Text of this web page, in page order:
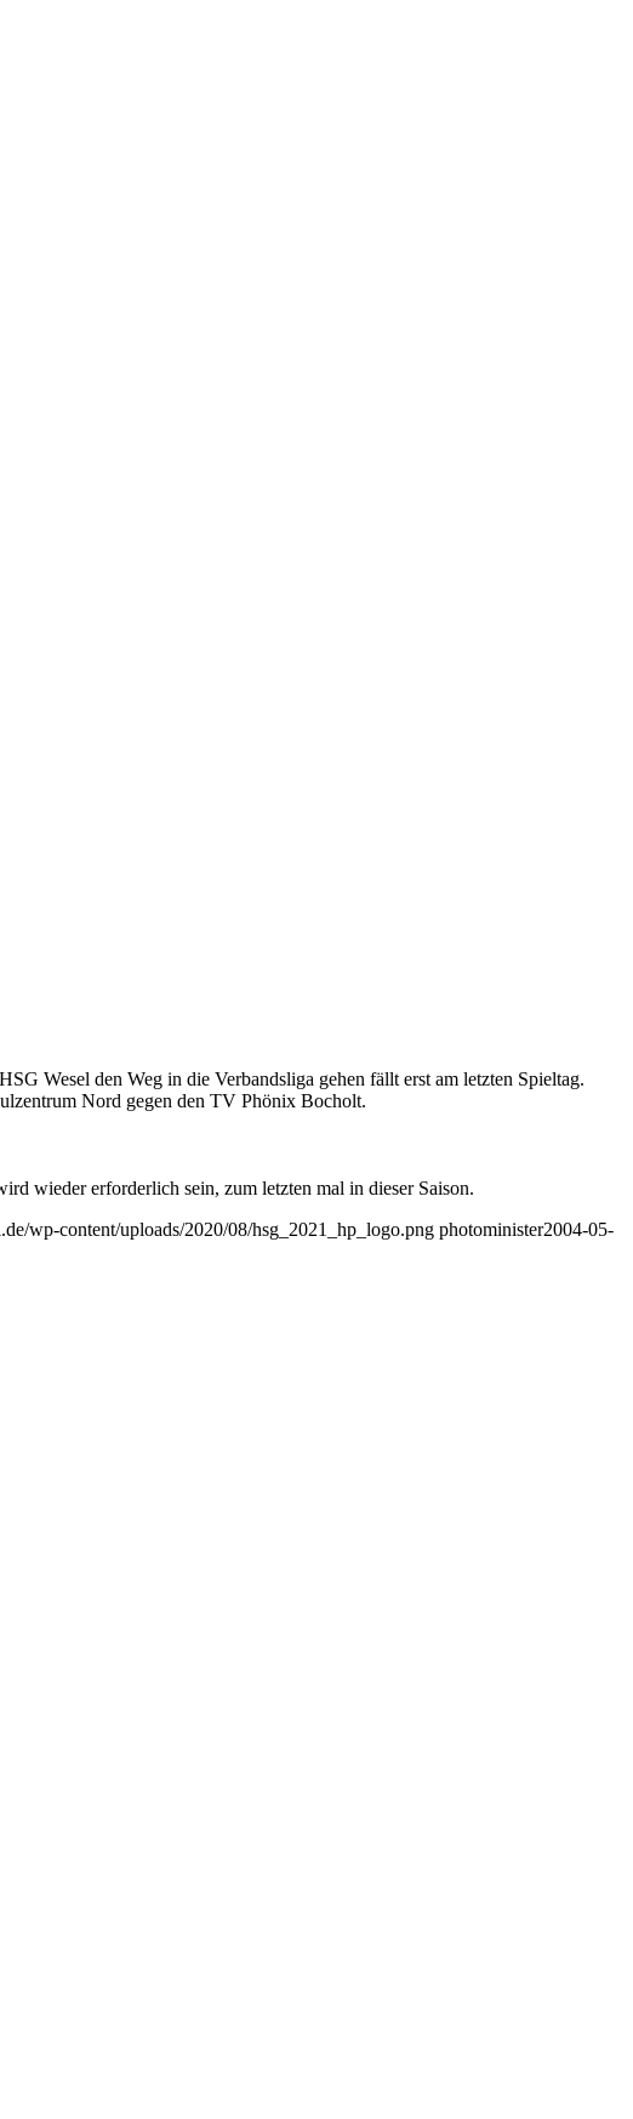
Wesel den Weg in die Verbandsliga gehen fällt erst am letzten Spieltag.
Nord gegen den TV Phönix Bocholt.
wieder erforderlich sein, zum letzten mal in dieser Saison.
wp-content/uploads/2020/08/hsg_2021_hp_logo.png photominister2004-05-